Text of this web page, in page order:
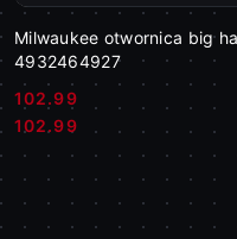
Milwaukee otwornica big
4932464927
Cena:
102.99
Cena:
102.99